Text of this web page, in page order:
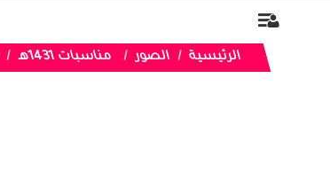
الرئيسية الصور مناسبات 1431هـ